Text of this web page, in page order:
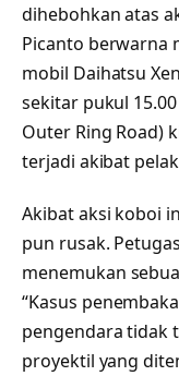
dihebohkan atas
Picanto berwarna
mobil Daihatsu
sekitar pukul 15.00
Outer Ring Road)
terjadi akibat
Akibat aksi koboi
pun rusak.
menemukan
“Kasus
pengendara tidak
proyektil yang